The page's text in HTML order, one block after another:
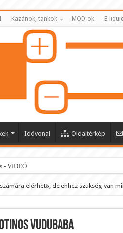
Kazánok, tankok MOD-ok E-
Idövonal Oldaltérkép
- VIDEÓ
2.0
letöltése
elérhető, de ehhez szükség van
vudubaba